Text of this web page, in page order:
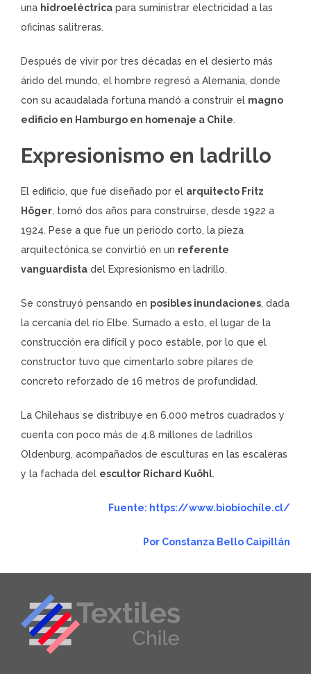
una hidroeléctrica para suministrar electricidad a las
oficinas salitreras.
Después de vivir por tres décadas en el desierto más
árido del mundo, el hombre regresó a Alemania, donde
con su acaudalada fortuna mandó a construir el magno
edificio en Hamburgo en homenaje a Chile.
Expresionismo en ladrillo
El edificio, que fue diseñado por el arquitecto Fritz
Höger, tomó dos años para construirse, desde 1922 a
1924. Pese a que fue un periodo corto, la pieza
arquitectónica se convirtió en un referente
vanguardista del Expresionismo en ladrillo.
Se construyó pensando en posibles inundaciones, dada
la cercanía del río Elbe. Sumado a esto, el lugar de la
construcción era difícil y poco estable, por lo que el
constructor tuvo que cimentarlo sobre pilares de
concreto reforzado de 16 metros de profundidad.
La Chilehaus se distribuye en 6.000 metros cuadrados y
cuenta con poco más de 4.8 millones de ladrillos
Oldenburg, acompañados de esculturas en las escaleras
y la fachada del escultor Richard Kuöhl.
Fuente: https://www.biobiochile.cl/
Por Constanza Bello Caipillán